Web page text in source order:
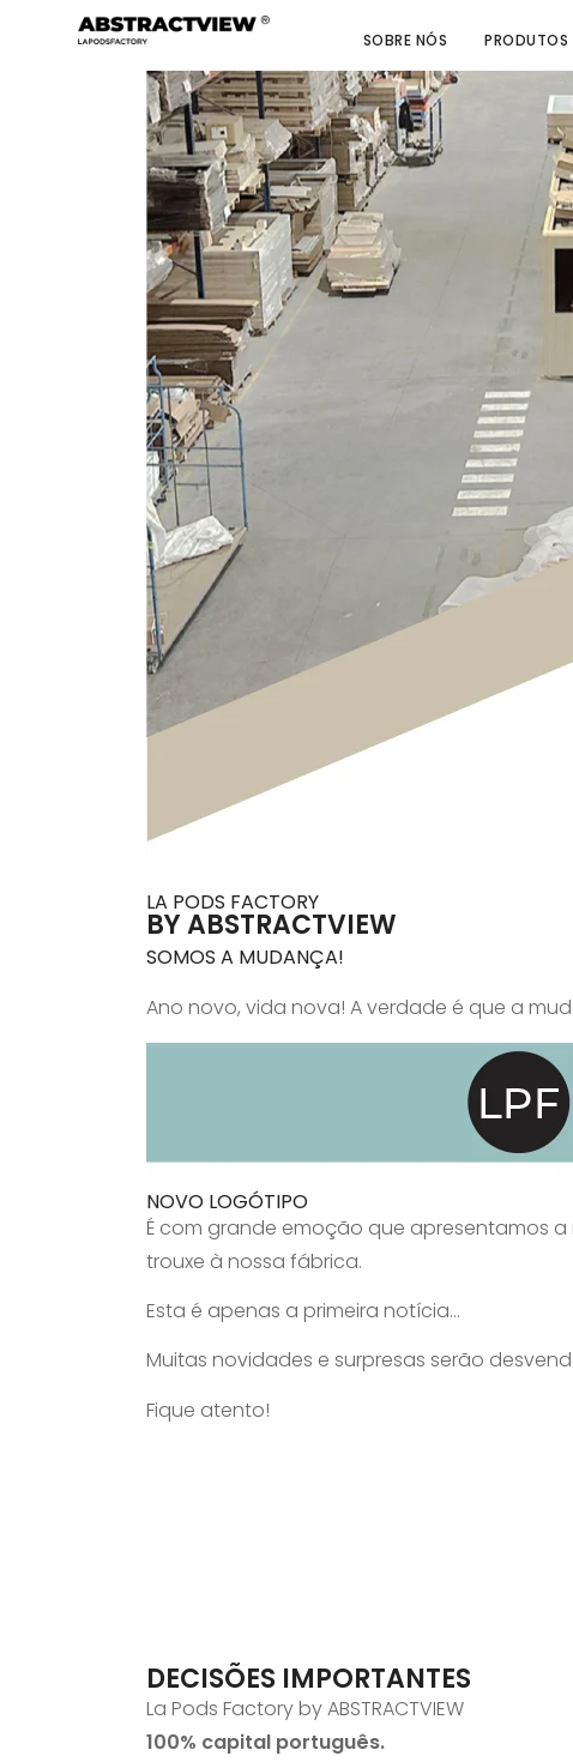
SOBRE NÓS PRODUTOS
LA PODS FACTORY
BY ABSTRACTVIEW
SOMOS A MUDANÇA!
Ano novo, vida nova! A verdade é que a
NOVO LOGÓTIPO
É com grande emoção que apresentamos
trouxe à nossa fábrica.
Esta é apenas a primeira notícia…
Muitas novidades e surpresas serão
Fique atento!
DECISÕES IMPORTANTES
La Pods Factory by ABSTRACTVIEW
100% capital português.